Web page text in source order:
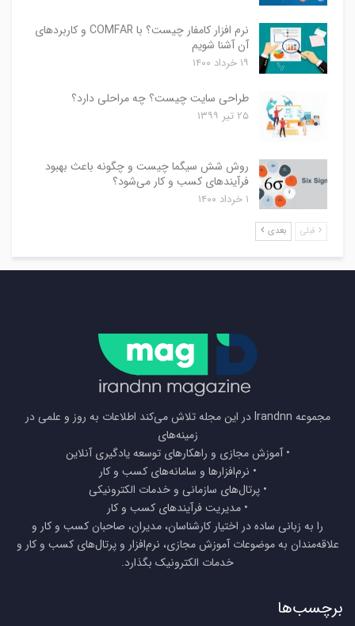
نرم افزار کامفار چیست؟ با COMFAR و کاربردهای
آن آشنا شویم
۱۹ خرداد ۱۴۰۰
طراحی سایت چیست؟ چه مراحلی دارد؟
۲۵ تیر ۱۳۹۹
روش شش سیگما چیست و چگونه باعث بهبود
فرآیندهای کسب و کار می‌شود؟
۱ خرداد ۱۴۰۰
قبلی بعدی
مجموعه Irandnn در این مجله تلاش می‌کند اطلاعات به روز و علمی در
زمینه‌های
• آموزش مجازی و راهکارهای توسعه یادگیری آنلاین
• نرم‌افزارها و سامانه‌های کسب و کار
• پرتال‌های سازمانی و خدمات الکترونیکی
• مدیریت فرآیندهای کسب و کار
را به زبانی ساده در اختیار کارشناسان، مدیران، صاحبان کسب و کار و
علاقه‌مندان به موضوعات آموزش مجازی، نرم‌افزار و پرتال‌های کسب و کار و
خدمات الکترونیک بگذارد.
برچسب‌ها